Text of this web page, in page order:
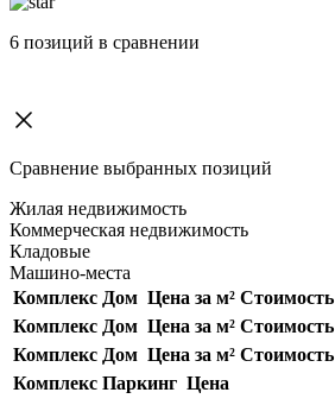
6 позиций в сравнении
Сравнение выбранных позиций
Жилая недвижимость
Коммерческая недвижимость
Кладовые
Машино-места
Комплекс Дом Цена за м² Стоимость
Комплекс Дом Цена за м² Стоимость
Комплекс Дом Цена за м² Стоимость
Комплекс Паркинг Цена